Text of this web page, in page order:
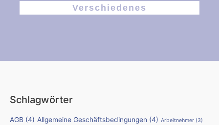
Verschiedenes
Schlagwörter
AGB (4) Allgemeine Geschäftsbedingungen (4) Arbeitnehmer (3)